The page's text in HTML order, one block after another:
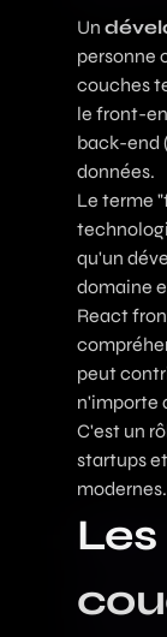
Un
personne
couches
le front-
back-end
données.
Le terme
qu'un
domaine
React
peut
n'importe
C'est un
startups
modernes.